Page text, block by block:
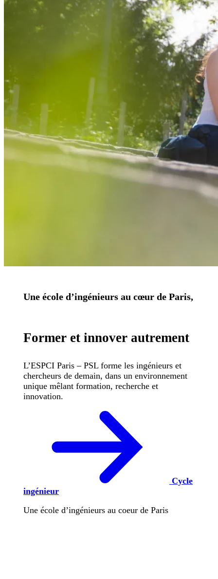
Une école d’ingénieurs au cœur de Paris,
Former et innover autrement
L’ESPCI Paris – PSL forme les ingénieurs et
chercheurs de demain, dans un environnement
unique mêlant formation, recherche et
innovation.
Cycle
ingénieur
Une école d’ingénieurs au coeur de Paris